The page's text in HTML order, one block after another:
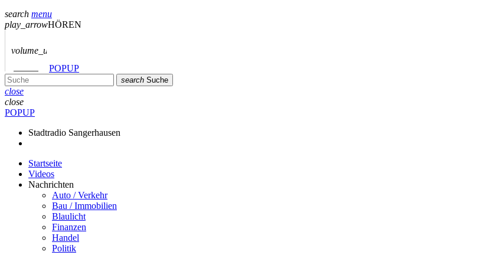
search menu
play_arrowHÖREN
volume_up
POPUP
search Suche
close
close
POPUP
Stadtradio Sangerhausen
Startseite
Videos
Nachrichten
Auto / Verkehr
Bau / Immobilien
Blaulicht
Finanzen
Handel
Politik